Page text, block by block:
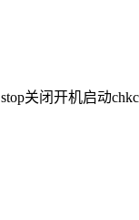
关闭开机启动